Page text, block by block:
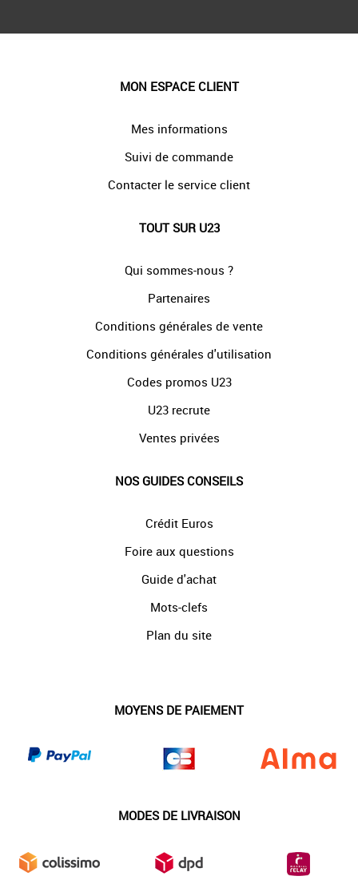
MON ESPACE CLIENT
Mes informations
Suivi de commande
Contacter le service client
TOUT SUR U23
Qui sommes-nous ?
Partenaires
Conditions générales de vente
Conditions générales d'utilisation
Codes promos U23
U23 recrute
Ventes privées
NOS GUIDES CONSEILS
Crédit Euros
Foire aux questions
Guide d'achat
Mots-clefs
Plan du site
MOYENS DE PAIEMENT
MODES DE LIVRAISON